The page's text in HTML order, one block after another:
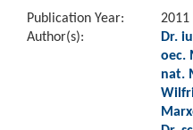
Publication Year:
2011
Author(s):
Dr.
oec.
nat.